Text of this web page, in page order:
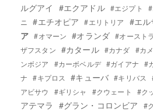
ルグアイ #エクアドル #エジプト
ニ
#エチオピア #エリトリア #エ
ア #オマーン #オランダ #オースト
ザフスタン #カタール #カナダ #カ
ンボジア
#カーボベルデ #ガイアナ #
ナ
#キプロス #キューバ #キリバス
アビサウ
#ギリシャ #クウェート #ク
アテマラ #グラン・コロンビア #